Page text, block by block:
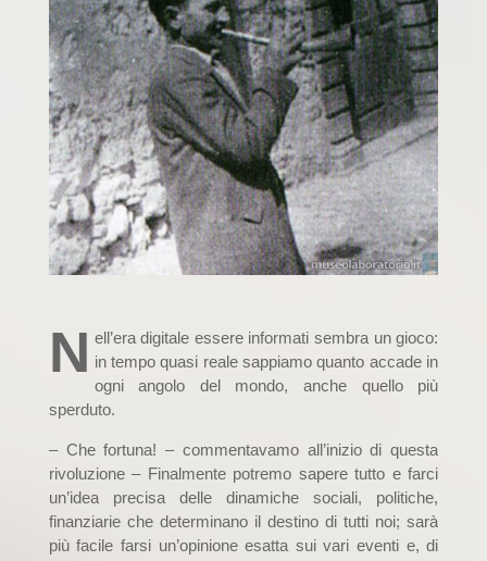
N ell’era digitale essere informati sembra un gioco:
in tempo quasi reale sappiamo quanto accade in
ogni angolo del mondo, anche quello più
sperduto.
– Che fortuna! – commentavamo all’inizio di questa
rivoluzione – Finalmente potremo sapere tutto e farci
un’idea precisa delle dinamiche sociali, politiche,
finanziarie che determinano il destino di tutti noi; sarà
più facile farsi un’opinione esatta sui vari eventi e, di